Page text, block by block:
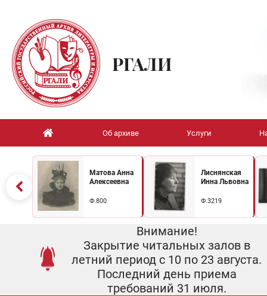
РГАЛИ
Об архиве Услуги
Матова Анна
Алексеевна
Ф.800
Лиснянская
Инна Львовна
Ф.3219
Внимание!
Закрытие читальных залов в
летний период с 10 по 23 августа.
Последний день приема
требований 31 июля.